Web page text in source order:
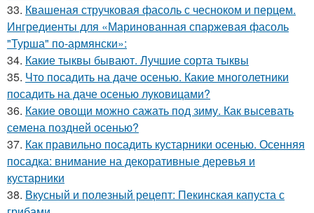
33. Квашеная стручковая фасоль с чесноком и перцем.
Ингредиенты для «Маринованная спаржевая фасоль
"Турша" по-армянски»:
34. Какие тыквы бывают. Лучшие сорта тыквы
35. Что посадить на даче осенью. Какие многолетники
посадить на даче осенью луковицами?
36. Какие овощи можно сажать под зиму. Как высевать
семена поздней осенью?
37. Как правильно посадить кустарники осенью. Осенняя
посадка: внимание на декоративные деревья и
кустарники
38. Вкусный и полезный рецепт: Пекинская капуста с